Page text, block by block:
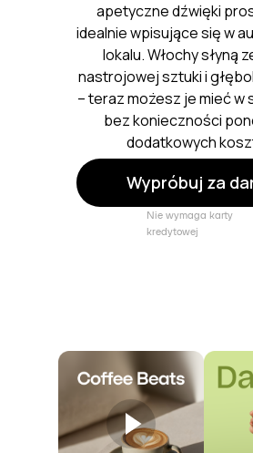
apetyczne dźwięki
idealnie wpisujące się w
lokalu. Włochy słyną
nastrojowej sztuki i
– teraz możesz je mieć w
bez konieczności
dodatkowych
Wypróbuj za
Nie wymaga karty
kredytowej